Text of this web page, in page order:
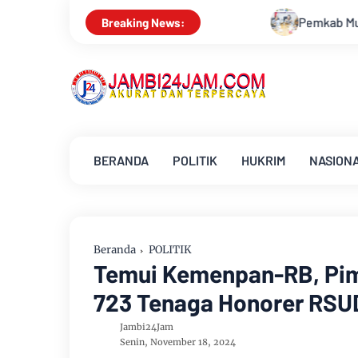
Breaking News:
Pemkab Muarojambi Mediasi Konflik PT Sinar
BERANDA POLITIK HUKRIM
Beranda POLITIK
Temui Kemenpan-RB,
723 Tenaga Honorer
Jambi24Jam
Senin, November 18, 2024